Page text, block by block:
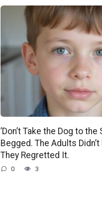
’Don’t Take the Dog to the
Begged. The Adults
They Regretted It.
0 3